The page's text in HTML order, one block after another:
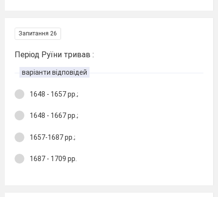
Запитання 26
Період Руїни тривав :
варіанти відповідей
1648 - 1657 рр.;
1648 - 1667 рр.;
1657-1687 рр.;
1687 - 1709 рр.